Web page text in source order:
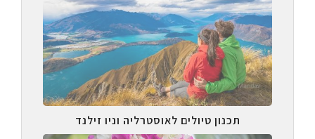
תכנון טיולים לאוסטרליה וניו זילנד